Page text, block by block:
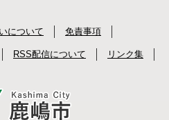
について 免責事項
RSS配信について リンク集